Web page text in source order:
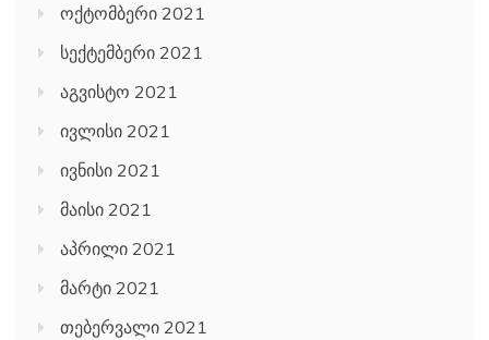
ოქტომბერი 2021
სექტემბერი 2021
აგვისტო 2021
ივლისი 2021
ივნისი 2021
მაისი 2021
აპრილი 2021
მარტი 2021
თებერვალი 2021